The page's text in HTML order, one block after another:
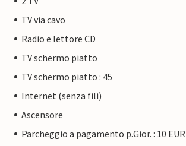
TV via cavo
Radio e lettore CD
TV schermo piatto
TV schermo piatto : 45
Internet (senza fili)
Ascensore
Parcheggio a pagamento p.Gior. : 10 EUR